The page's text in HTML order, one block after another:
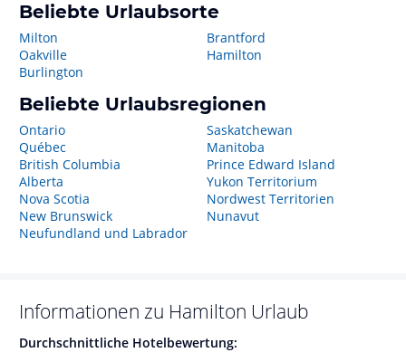
Beliebte Urlaubsorte
Milton
Oakville
Burlington
Brantford
Hamilton
Beliebte Urlaubsregionen
Ontario
Québec
British Columbia
Alberta
Nova Scotia
New Brunswick
Neufundland und Labrador
Saskatchewan
Manitoba
Prince Edward Island
Yukon Territorium
Nordwest Territorien
Nunavut
Informationen zu Hamilton Urlaub
Durchschnittliche Hotelbewertung: